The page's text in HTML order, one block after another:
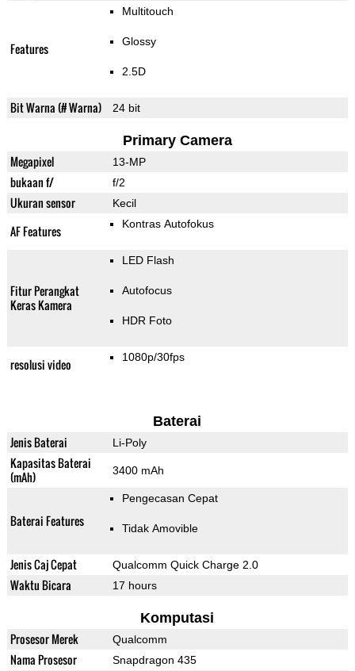
Features
Multitouch
Glossy
2.5D
Bit Warna (# Warna) 24 bit
Primary Camera
Megapixel 13-MP
bukaan f/ f/2
Ukuran sensor Kecil
AF Features Kontras Autofokus
Fitur Perangkat
Keras Kamera
LED Flash
Autofocus
HDR Foto
resolusi video 1080p/30fps
Baterai
Jenis Baterai Li-Poly
Kapasitas Baterai
(mAh)
3400 mAh
Baterai Features
Pengecasan Cepat
Tidak Amovible
Jenis Caj Cepat Qualcomm Quick Charge 2.0
Waktu Bicara 17 hours
Komputasi
Prosesor Merek Qualcomm
Nama Prosesor Snapdragon 435